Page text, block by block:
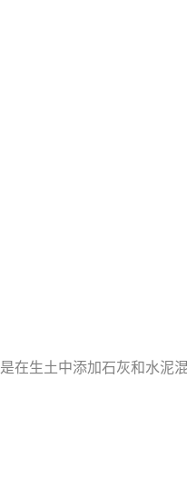
在生土中添加石灰和水泥